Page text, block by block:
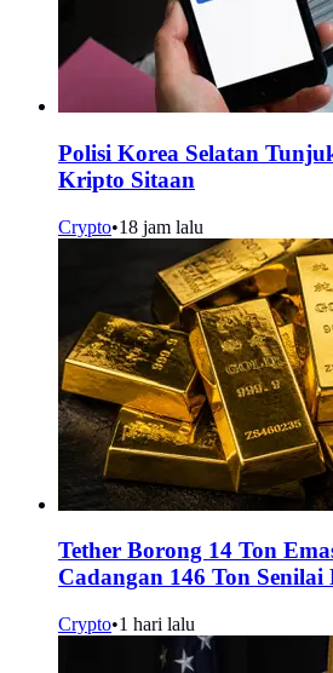
Polisi Korea Selatan
Kripto Sitaan
Crypto•18 jam lalu
Tether Borong 14 Ton
Cadangan 146 Ton
Crypto•1 hari lalu